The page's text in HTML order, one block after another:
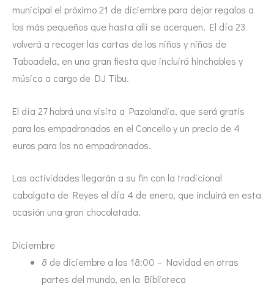
municipal el próximo 21 de diciembre para dejar regalos a
los más pequeños que hasta allí se acerquen. El día 23
volverá a recoger las cartas de los niños y niñas de
Taboadela, en una gran fiesta que incluirá hinchables y
música a cargo de DJ Tibu.
El día 27 habrá una visita a Pazolandia, que será gratis
para los empadronados en el Concello y un precio de 4
euros para los no empadronados.
Las actividades llegarán a su fin con la tradicional
cabalgata de Reyes el día 4 de enero, que incluirá en esta
ocasión una gran chocolatada.
Diciembre
8 de diciembre a las 18:00 – Navidad en otras
partes del mundo, en la Biblioteca